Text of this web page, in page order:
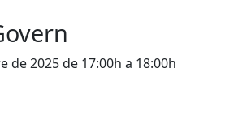
de 2025 de 17:00h a 18:00h